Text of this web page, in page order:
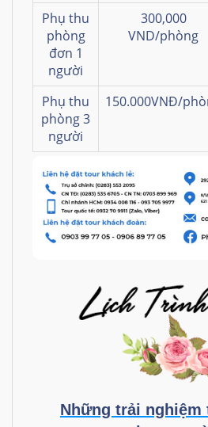
Phụ thu
phòng
đơn 1
người
300,000
VND/phòng
Phụ thu
phòng 3
người
150.000VNĐ/
Những trải nghiệm